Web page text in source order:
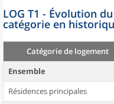
LOG T1 - Évolution
catégorie en
Catégorie de logement
Ensemble
Résidences principales